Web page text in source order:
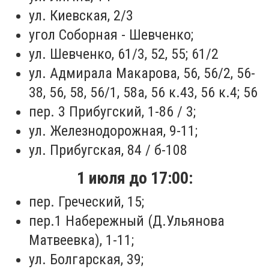
ул. Киевская, 2/3
угол Соборная - Шевченко;
ул. Шевченко, 61/3, 52, 55; 61/2
ул. Адмирала Макарова, 56, 56/2, 56-
38, 56, 58, 56/1, 58а, 56 к.43, 56 к.4; 56
пер. 3 Прибугский, 1-86 / 3;
ул. Железнодорожная, 9-11;
ул. Прибугская, 84 / б-108
1 июля до 17:00:
пер. Греческий, 15;
пер.1 Набережный (Д.Ульянова
Матвеевка), 1-11;
ул. Болгарская, 39;